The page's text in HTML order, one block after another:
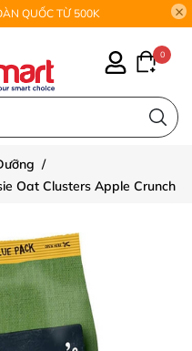
QUỐC TỪ 500K
0
/
Oat Clusters Apple Crunch